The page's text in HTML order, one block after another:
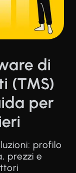
di
(TMS)
per
profilo
prezzi e